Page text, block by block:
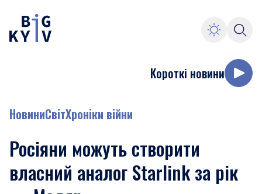
Короткі новини
НовиниСвітХроніки війни
Росіяни можуть створити
власний аналог Starlink за рік